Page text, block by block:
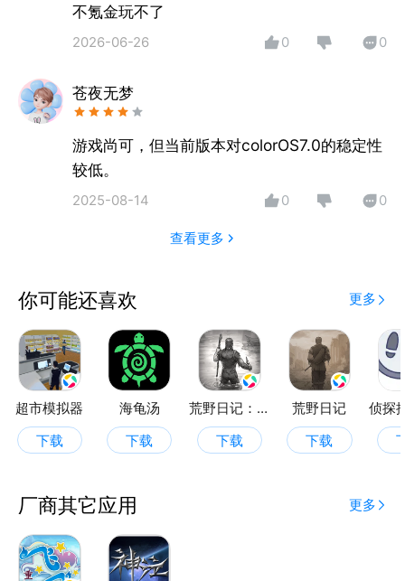
不氪金玩不了
2026-06-26 0 0
苍夜无梦
游戏尚可，但当前版本对colorOS7.0的稳定性
较低。
2025-08-14 0 0
查看更多
你可能还喜欢 更多
超市模拟器
下载
海龟汤
下载
荒野日记：孤岛
下载
荒野日记
下载
厂商其它应用 更多